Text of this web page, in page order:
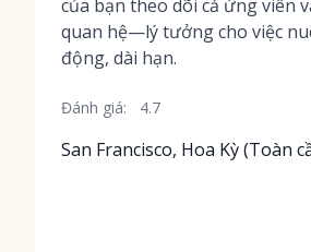
của bạn theo dõi cả ứng viên
quan hệ—lý tưởng cho việc
động, dài hạn.
Đánh giá: 4.7
San Francisco, Hoa Kỳ (Toàn